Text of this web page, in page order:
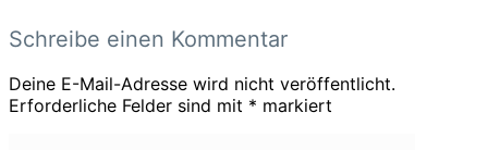
Schreibe einen Kommentar
Deine E-Mail-Adresse wird nicht veröffentlicht.
Erforderliche Felder sind mit * markiert